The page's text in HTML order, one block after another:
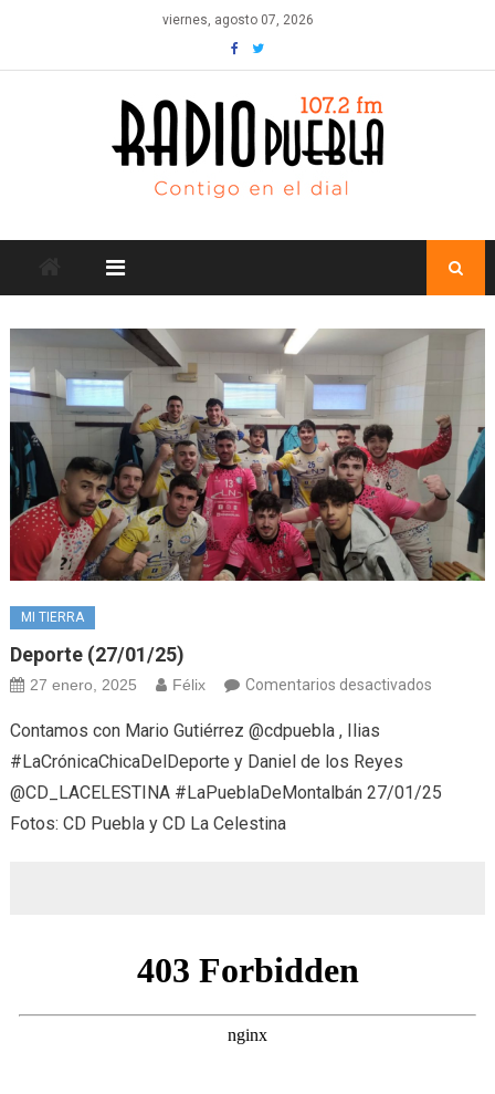
content
viernes, agosto 07, 2026
MI TIERRA
Deporte (27/01/25)
27 enero, 2025 Félix Comentarios desactivadosen
Contamos con Mario Gutiérrez @cdpuebla , Ilias
#LaCrónicaChicaDelDeporte y Daniel de los Reyes
@CD_LACELESTINA #LaPueblaDeMontalbán 27/01/25
Fotos: CD Puebla y CD La Celestina